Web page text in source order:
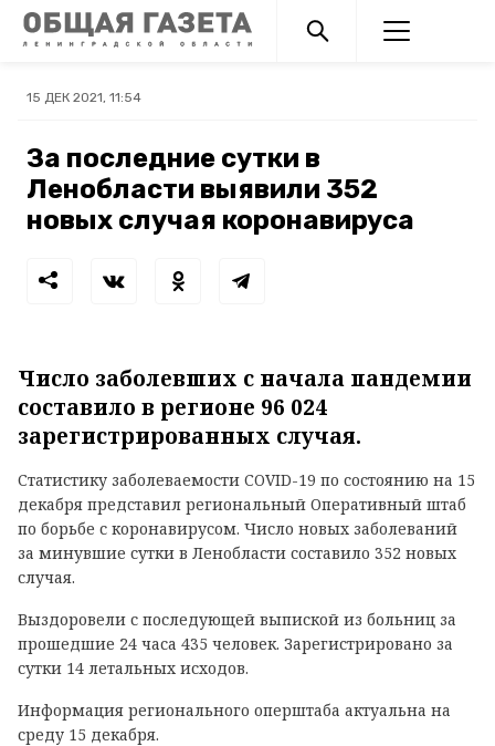
15 ДЕК 2021, 11:54
За последние сутки в
Ленобласти выявили 352
новых случая коронавируса
Число заболевших с начала пандемии
составило в регионе 96 024
зарегистрированных случая.
Статистику заболеваемости COVID-19 по состоянию на 15
декабря представил региональный Оперативный штаб
по борьбе с коронавирусом. Число новых заболеваний
за минувшие сутки в Ленобласти составило 352 новых
случая.
Выздоровели с последующей выпиской из больниц за
прошедшие 24 часа 435 человек. Зарегистрировано за
сутки 14 летальных исходов.
Информация регионального оперштаба актуальна на
среду 15 декабря.